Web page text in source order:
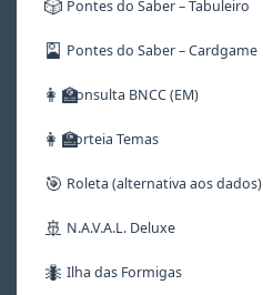
🎲 Pontes do Saber – Tabuleiro
🎴 Pontes do Saber – Cardgame
👩‍🏫Consulta BNCC (EM)
👩‍🏫Sorteia Temas
🎯 Roleta (alternativa aos dados)
🚢 N.A.V.A.L. Deluxe
🐜 Ilha das Formigas